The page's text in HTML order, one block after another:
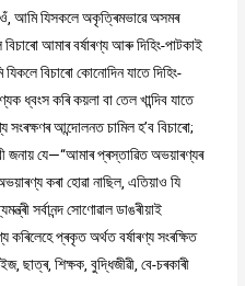
আমি যিসকলে অকৃত্ৰিমভাৱে অসমৰ
আমাৰ বৰ্ষাৰণ্য আৰু দিহিং-পাটকাই
বিচাৰো কোনোদিন যাতে দিহিং-
ধ্বংস কৰি কয়লা বা তেল খান্দিব যাতে
আন্দোলনত চামিল হ’ব বিচাৰো;
জনায় যে—“আমাৰ প্ৰস্তাৱিত অভয়াৰণ্যৰ
কৰা হোৱা নাছিল, এতিয়াও যি
সৰ্বানন্দ সোণোৱাল ডাঙৰীয়াই
প্ৰকৃত অৰ্থত বৰ্ষাৰণ্য সংৰক্ষিত
ছাত্ৰ, শিক্ষক, বুদ্ধিজীৱী, বে-চৰকাৰী